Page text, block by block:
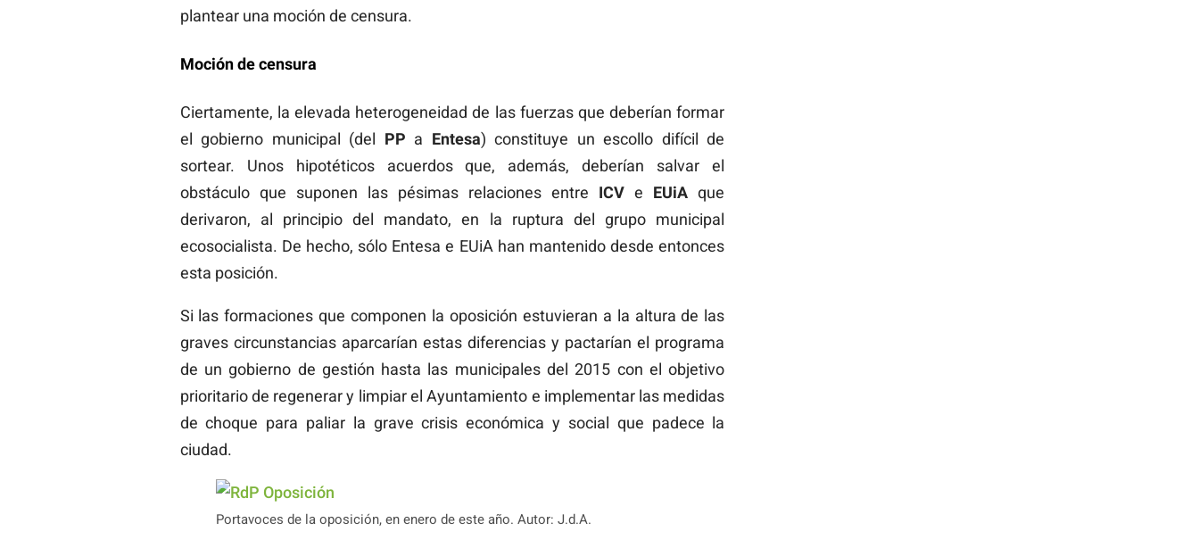
plantear una moción de censura.
Moción de censura
Ciertamente, la elevada heterogeneidad de las fuerzas que deberían formar
el gobierno municipal (del PP a Entesa) constituye un escollo difícil de
sortear. Unos hipotéticos acuerdos que, además, deberían salvar el
obstáculo que suponen las pésimas relaciones entre ICV e EUiA que
derivaron, al principio del mandato, en la ruptura del grupo municipal
ecosocialista. De hecho, sólo Entesa e EUiA han mantenido desde entonces
esta posición.
Si las formaciones que componen la oposición estuvieran a la altura de las
graves circunstancias aparcarían estas diferencias y pactarían el programa
de un gobierno de gestión hasta las municipales del 2015 con el objetivo
prioritario de regenerar y limpiar el Ayuntamiento e implementar las medidas
de choque para paliar la grave crisis económica y social que padece la
ciudad.
Portavoces de la oposición, en enero de este año. Autor: J.d.A.